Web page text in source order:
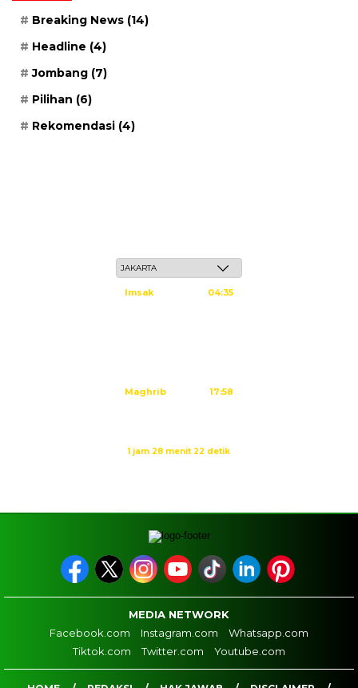
Breaking News (14)
Headline (4)
Jombang (7)
Pilihan (6)
Rekomendasi (4)
Imsak 04:35
Maghrib 17:58
1 jam 28 menit 22 detik
MEDIA NETWORK
Facebook.com
Instagram.com
Whatsapp.com
Tiktok.com
Twitter.com Youtube.com